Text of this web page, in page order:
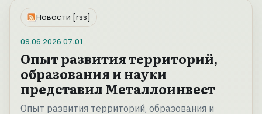
Новости [rss]
09.06.2026 07:01
Опыт развития территорий,
образования и науки
представил Металлоинвест
Опыт развития территорий, образования и